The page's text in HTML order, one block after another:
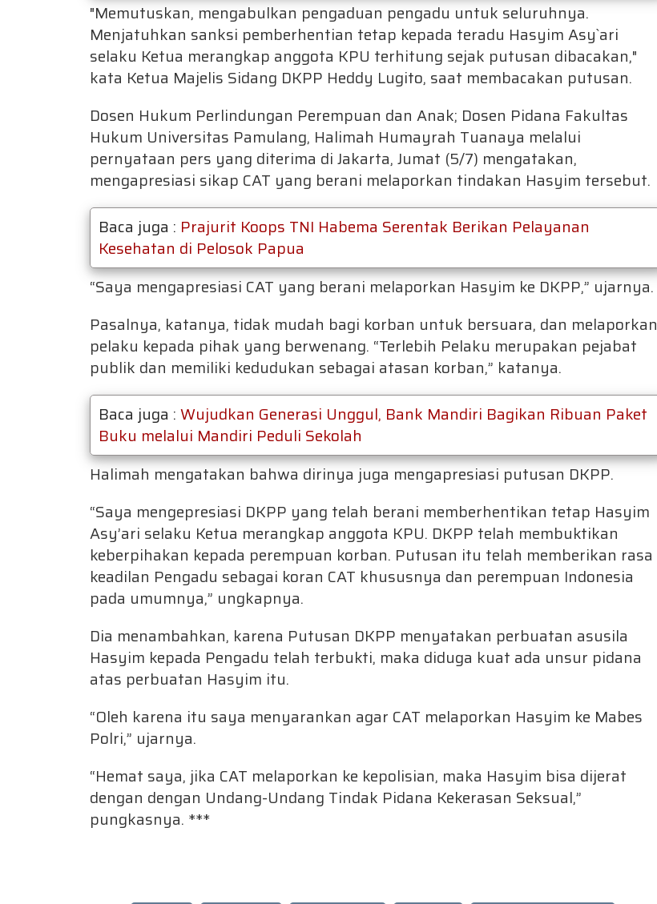
"Memutuskan, mengabulkan pengaduan pengadu untuk seluruhnya.
Menjatuhkan sanksi pemberhentian tetap kepada teradu Hasyim Asy`ari
selaku Ketua merangkap anggota KPU terhitung sejak putusan dibacakan,"
kata Ketua Majelis Sidang DKPP Heddy Lugito, saat membacakan putusan.
Dosen Hukum Perlindungan Perempuan dan Anak; Dosen Pidana Fakultas
Hukum Universitas Pamulang, Halimah Humayrah Tuanaya melalui
pernyataan pers yang diterima di Jakarta, Jumat (5/7) mengatakan,
mengapresiasi sikap CAT yang berani melaporkan tindakan Hasyim tersebut.
Baca juga : Prajurit Koops TNI Habema Serentak Berikan Pelayanan
Kesehatan di Pelosok Papua
“Saya mengapresiasi CAT yang berani melaporkan Hasyim ke DKPP,” ujarnya.
Pasalnya, katanya, tidak mudah bagi korban untuk bersuara, dan melaporkan
pelaku kepada pihak yang berwenang. “Terlebih Pelaku merupakan pejabat
publik dan memiliki kedudukan sebagai atasan korban,” katanya.
Baca juga : Wujudkan Generasi Unggul, Bank Mandiri Bagikan Ribuan Paket
Buku melalui Mandiri Peduli Sekolah
Halimah mengatakan bahwa dirinya juga mengapresiasi putusan DKPP.
“Saya mengepresiasi DKPP yang telah berani memberhentikan tetap Hasyim
Asy’ari selaku Ketua merangkap anggota KPU. DKPP telah membuktikan
keberpihakan kepada perempuan korban. Putusan itu telah memberikan rasa
keadilan Pengadu sebagai koran CAT khususnya dan perempuan Indonesia
pada umumnya,” ungkapnya.
Dia menambahkan, karena Putusan DKPP menyatakan perbuatan asusila
Hasyim kepada Pengadu telah terbukti, maka diduga kuat ada unsur pidana
atas perbuatan Hasyim itu.
“Oleh karena itu saya menyarankan agar CAT melaporkan Hasyim ke Mabes
Polri,” ujarnya.
“Hemat saya, jika CAT melaporkan ke kepolisian, maka Hasyim bisa dijerat
dengan dengan Undang-Undang Tindak Pidana Kekerasan Seksual,”
pungkasnya. ***